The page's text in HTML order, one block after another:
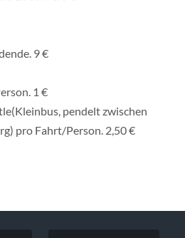
9 €
1 €
(Kleinbus, pendelt zwischen
pro Fahrt/Person. 2,50 €